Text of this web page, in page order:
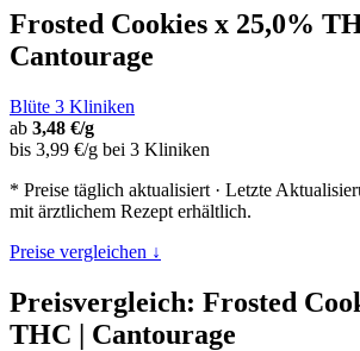
Frosted Cookies x 25,0%
Cantourage
Blüte 3 Kliniken
ab 3,48 €/g
bis 3,99 €/g bei 3 Kliniken
* Preise täglich aktualisiert · Letzte
mit ärztlichem Rezept erhältlich.
Preise vergleichen ↓
Preisvergleich: Frosted
THC | Cantourage